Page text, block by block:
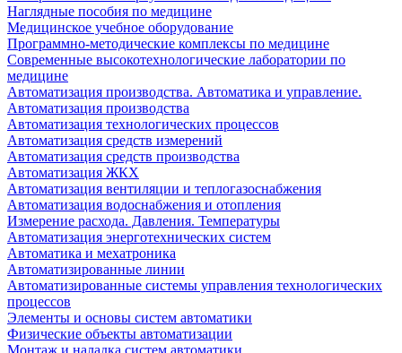
Наглядные пособия по медицине
Медицинское учебное оборудование
Программно-методические комплексы по медицине
Современные высокотехнологические лаборатории по
медицине
Автоматизация производства. Автоматика и управление.
Автоматизация производства
Автоматизация технологических процессов
Автоматизация средств измерений
Автоматизация средств производства
Автоматизация ЖКХ
Автоматизация вентиляции и теплогазоснабжения
Автоматизация водоснабжения и отопления
Измерение расхода. Давления. Температуры
Автоматизация энерготехнических систем
Автоматика и мехатроника
Автоматизированные линии
Автоматизированные системы управления технологических
процессов
Элементы и основы систем автоматики
Физические объекты автоматизации
Монтаж и наладка систем автоматики